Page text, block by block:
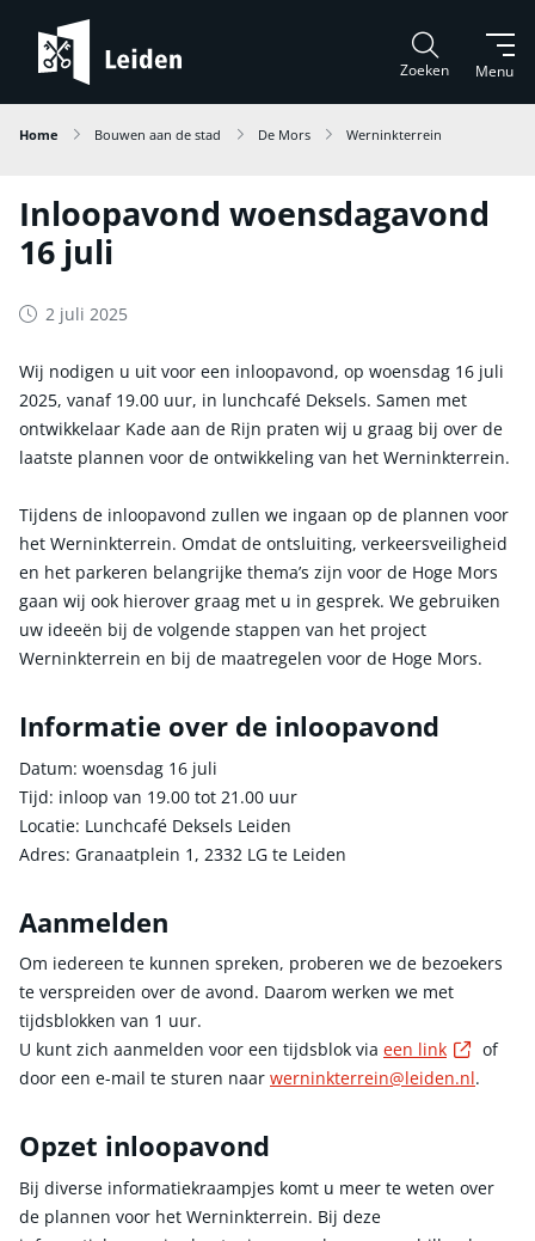
Menu
Zoeken
Home Bouwen aan de stad De Mors Werninkterrein
Inloopavond woensdagavond
16 juli
2 juli 2025
Wij nodigen u uit voor een inloopavond, op woensdag 16 juli
2025, vanaf 19.00 uur, in lunchcafé Deksels. Samen met
ontwikkelaar Kade aan de Rijn praten wij u graag bij over de
laatste plannen voor de ontwikkeling van het Werninkterrein.
Tijdens de inloopavond zullen we ingaan op de plannen voor
het Werninkterrein. Omdat de ontsluiting, verkeersveiligheid
en het parkeren belangrijke thema’s zijn voor de Hoge Mors
gaan wij ook hierover graag met u in gesprek. We gebruiken
uw ideeën bij de volgende stappen van het project
Werninkterrein en bij de maatregelen voor de Hoge Mors.
Informatie over de inloopavond
Datum: woensdag 16 juli
Tijd: inloop van 19.00 tot 21.00 uur
Locatie: Lunchcafé Deksels Leiden
Adres: Granaatplein 1, 2332 LG te Leiden
Aanmelden
Om iedereen te kunnen spreken, proberen we de bezoekers
te verspreiden over de avond. Daarom werken we met
tijdsblokken van 1 uur.
U kunt zich aanmelden voor een tijdsblok via een link
of
door een e-mail te sturen naar werninkterrein@leiden.nl.
Opzet inloopavond
Bij diverse informatiekraampjes komt u meer te weten over
de plannen voor het Werninkterrein. Bij deze